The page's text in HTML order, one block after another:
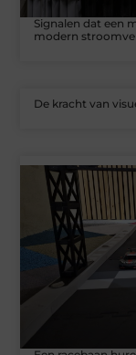
Signalen dat een
modern
De kracht van